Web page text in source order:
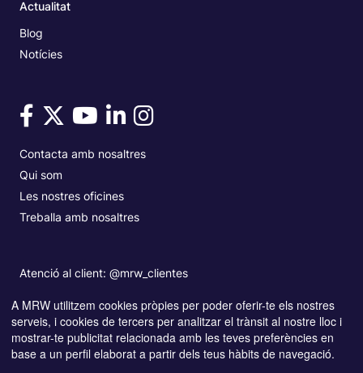
Actualitat
Blog
Notícies
Contacta amb nosaltres
Qui som
Les nostres oficines
Treballa amb nosaltres
Atenció al client: @mrw_clientes
Copyright© MRW 2026
Accessibilitat
Política de Privacitat i protecció de dades
Avís legal
A MRW utilitzem cookies pròpies per poder oferir-te els nostres
serveis, i cookies de tercers per analitzar el trànsit al nostre lloc i
mostrar-te publicitat relacionada amb les teves preferències en
base a un perfil elaborat a partir dels teus hàbits de navegació.